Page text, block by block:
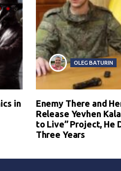
in
OLEG BATURIN
Enemy There and
Release Yevhen
to Live” Project, He
Three Years